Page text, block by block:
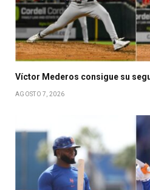
Víctor Mederos consigue su
AGOSTO 7, 2026